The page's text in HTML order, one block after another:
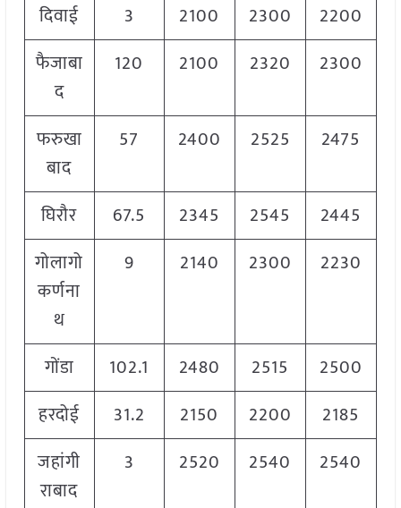
दिवाई
3 2100 2300
2200
फैजाबा
द
120 2100 2320 2300
फरुखा
बाद
57 2400 2525 2475
घिरौर 67.5 2345 2545
2445
गोलागो
कर्णना
थ
9 2140 2300 2230
गोंडा 102.1 2480 2515
2500
हरदोई
31.2 2150 2200
2185
जहांगी
राबाद
3 2520 2540 2540